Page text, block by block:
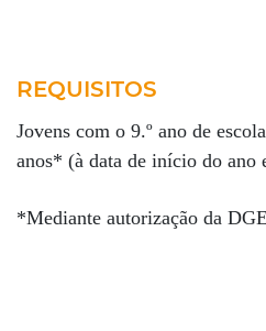
REQUISITOS
Jovens com o 9.º ano de
anos* (à data de início do ano
*Mediante autorização da